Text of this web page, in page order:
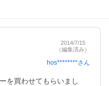
2014/7/15
（編集済み）
hos********さん
を買わせてもらいまし